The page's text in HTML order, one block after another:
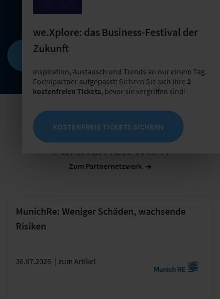
INFORMATIONEN ZUR FORENPARTNERSCHAFT
Nachrichten aus dem
Partnernetzwerk
Zum Partnernetzwerk
MunichRe: Weniger Schäden, wachsende
Risiken
30.07.2026 | zum Artikel
we.Xplore: das Business-Festival der
Zukunft
Inspiration, Austausch und Trends an nur einem Tag.
Forenpartner aufgepasst: Sichern Sie sich Ihre 2
kostenfreien Tickets, bevor sie vergriffen sind!
KOSTENFREIE TICKETS SICHERN